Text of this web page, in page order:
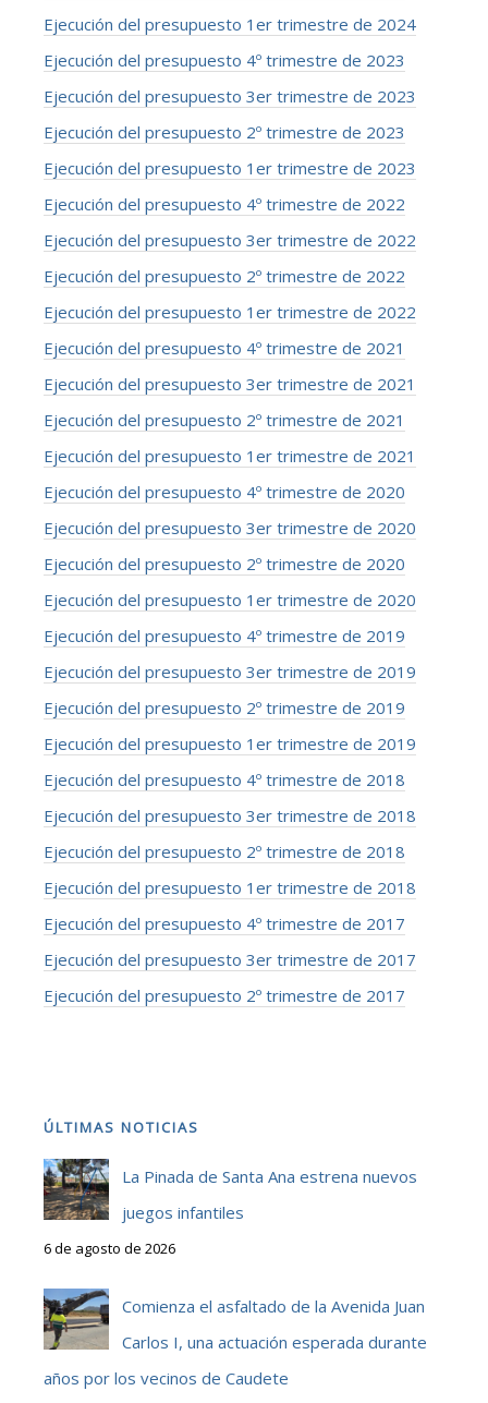
Ejecución del presupuesto 1er trimestre de 2024
Ejecución del presupuesto 4º trimestre de 2023
Ejecución del presupuesto 3er trimestre de 2023
Ejecución del presupuesto 2º trimestre de 2023
Ejecución del presupuesto 1er trimestre de 2023
Ejecución del presupuesto 4º trimestre de 2022
Ejecución del presupuesto 3er trimestre de 2022
Ejecución del presupuesto 2º trimestre de 2022
Ejecución del presupuesto 1er trimestre de 2022
Ejecución del presupuesto 4º trimestre de 2021
Ejecución del presupuesto 3er trimestre de 2021
Ejecución del presupuesto 2º trimestre de 2021
Ejecución del presupuesto 1er trimestre de 2021
Ejecución del presupuesto 4º trimestre de 2020
Ejecución del presupuesto 3er trimestre de 2020
Ejecución del presupuesto 2º trimestre de 2020
Ejecución del presupuesto 1er trimestre de 2020
Ejecución del presupuesto 4º trimestre de 2019
Ejecución del presupuesto 3er trimestre de 2019
Ejecución del presupuesto 2º trimestre de 2019
Ejecución del presupuesto 1er trimestre de 2019
Ejecución del presupuesto 4º trimestre de 2018
Ejecución del presupuesto 3er trimestre de 2018
Ejecución del presupuesto 2º trimestre de 2018
Ejecución del presupuesto 1er trimestre de 2018
Ejecución del presupuesto 4º trimestre de 2017
Ejecución del presupuesto 3er trimestre de 2017
Ejecución del presupuesto 2º trimestre de 2017
ÚLTIMAS NOTICIAS
La Pinada de Santa Ana estrena nuevos
juegos infantiles
6 de agosto de 2026
Comienza el asfaltado de la Avenida Juan
Carlos I, una actuación esperada durante
años por los vecinos de Caudete